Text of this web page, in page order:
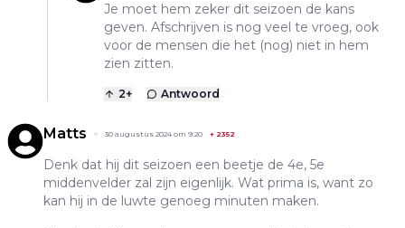
Je moet hem zeker dit seizoen de kans
geven. Afschrijven is nog veel te vroeg, ook
voor de mensen die het (nog) niet in hem
zien zitten.
2+ Antwoord
Matts 30 augustus 2024 om 9:20 + 2352
Denk dat hij dit seizoen een beetje de 4e, 5e
middenvelder zal zijn eigenlijk. Wat prima is, want zo
kan hij in de luwte genoeg minuten maken.